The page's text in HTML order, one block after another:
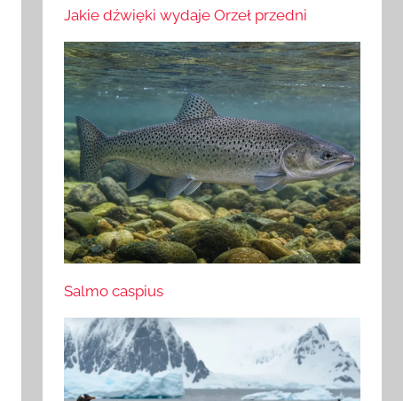
Jakie dźwięki wydaje Orzeł przedni
Salmo caspius